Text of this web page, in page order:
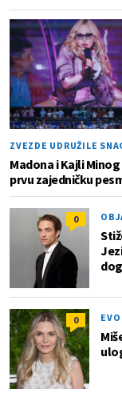
ZVEZDE UDRUŽILE
Madona i Kajli
prvu zajedničku
0
0